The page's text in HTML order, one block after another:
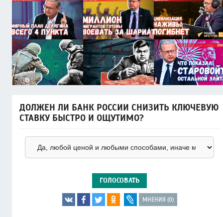
ДОЛЖЕН ЛИ БАНК РОССИИ СНИЗИТЬ КЛЮЧЕВУЮ
СТАВКУ БЫСТРО И ОЩУТИМО?
ГОЛОСОВАТЬ
МНЕНИЯ (0)